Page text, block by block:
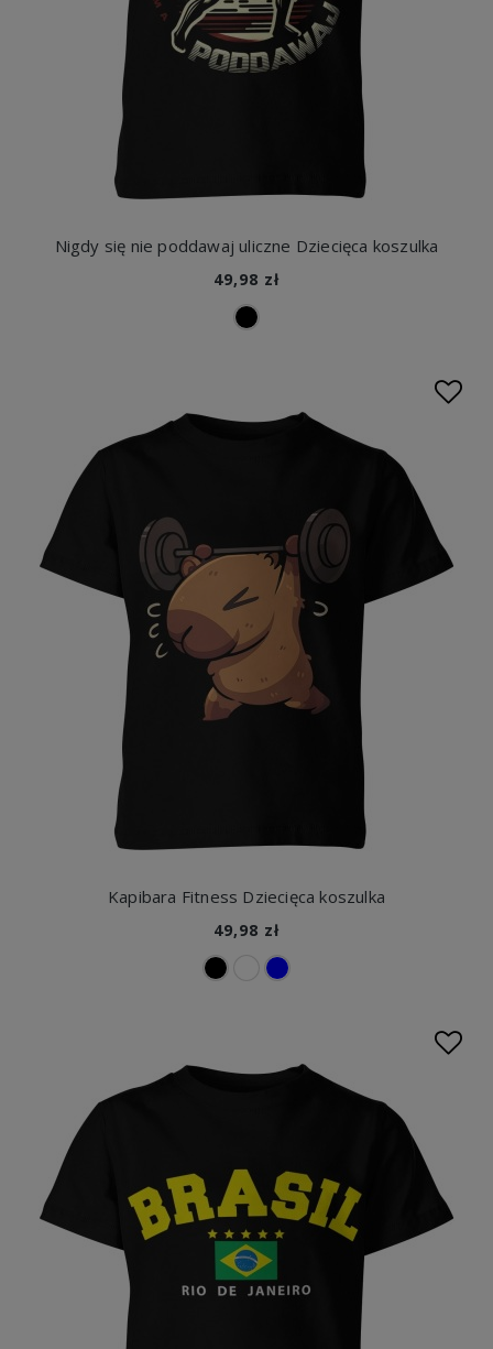
Nigdy się nie poddawaj uliczne Dziecięca koszulka
49,98 zł
Kapibara Fitness Dziecięca koszulka
49,98 zł